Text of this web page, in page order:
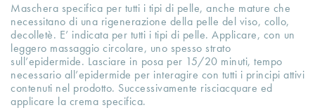
Maschera specifica per tutti i tipi di pelle, anche mature che
necessitano di una rigenerazione della pelle del viso, collo,
decolletè. E’ indicata per tutti i tipi di pelle. Applicare, con un
leggero massaggio circolare, uno spesso strato
sull’epidermide. Lasciare in posa per 15/20 minuti, tempo
necessario all’epidermide per interagire con tutti i principi attivi
contenuti nel prodotto. Successivamente risciacquare ed
applicare la crema specifica.